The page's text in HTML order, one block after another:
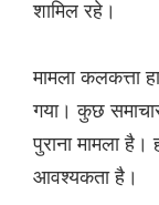
शामिल रहे।
मामला कलकत्ता
गया। कुछ
पुराना मामला
आवश्यकता है।